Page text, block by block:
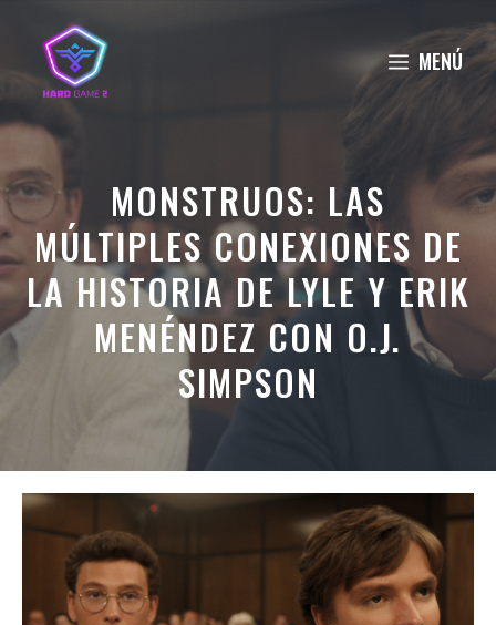
contenido
MENÚ
MONSTRUOS: LAS
MÚLTIPLES CONEXIONES DE
LA HISTORIA DE LYLE Y ERIK
MENÉNDEZ CON O.J.
SIMPSON